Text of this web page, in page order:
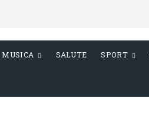
MUSICA SALUTE SPORT